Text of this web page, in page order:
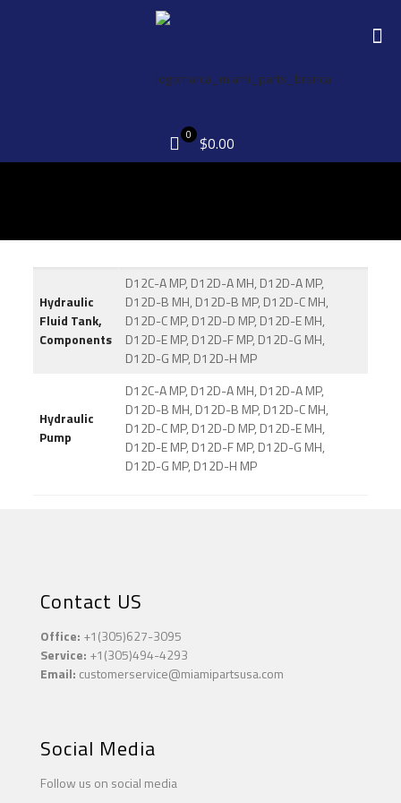
0 $0.00
Hydraulic
Fluid Tank,
Components
D12C-A MP, D12D-A MH, D12D-A MP,
D12D-B MH, D12D-B MP, D12D-C MH,
D12D-C MP, D12D-D MP, D12D-E MH,
D12D-E MP, D12D-F MP, D12D-G MH,
D12D-G MP, D12D-H MP
Hydraulic
Pump
D12C-A MP, D12D-A MH, D12D-A MP,
D12D-B MH, D12D-B MP, D12D-C MH,
D12D-C MP, D12D-D MP, D12D-E MH,
D12D-E MP, D12D-F MP, D12D-G MH,
D12D-G MP, D12D-H MP
Contact US
Office: +1(305)627-3095
Service: +1(305)494-4293
Email: customerservice@miamipartsusa.com
Social Media
Follow us on social media